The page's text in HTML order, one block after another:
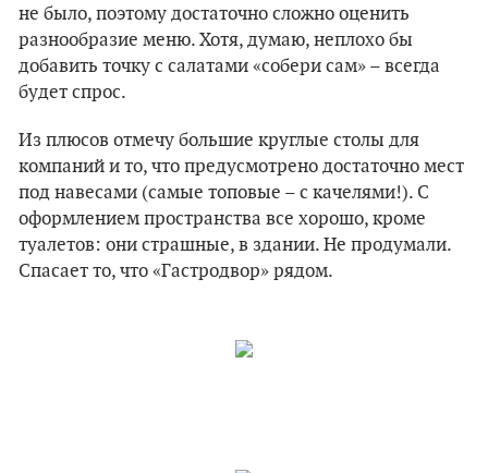
не было, поэтому достаточно сложно оценить
разнообразие меню. Хотя, думаю, неплохо бы
добавить точку с салатами «собери сам» – всегда
будет спрос.
Из плюсов отмечу большие круглые столы для
компаний и то, что предусмотрено достаточно мест
под навесами (самые топовые – с качелями!). С
оформлением пространства все хорошо, кроме
туалетов: они страшные, в здании. Не продумали.
Спасает то, что «Гастродвор» рядом.